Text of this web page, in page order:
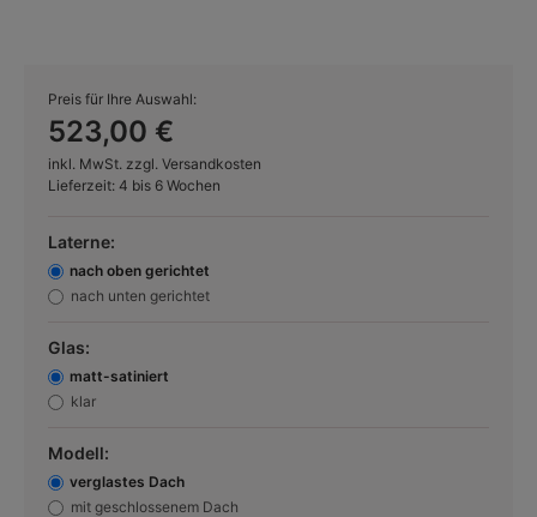
Preis für Ihre Auswahl:
523,00 €
inkl. MwSt. zzgl. Versandkosten
Lieferzeit: 4 bis 6 Wochen
Laterne:
nach oben gerichtet
nach unten gerichtet
Glas:
matt-satiniert
klar
Modell:
verglastes Dach
mit geschlossenem Dach